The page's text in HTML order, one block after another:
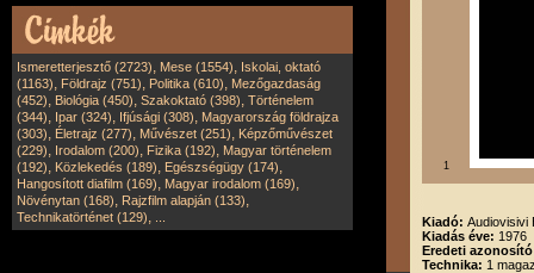
Ismeretterjesztő (2723), Mese (1554), Iskolai, oktató
(1163), Földrajz (751), Politika (610), Mezőgazdaság
(452), Biológia (450), Szakoktató (398), Történelem
(344), Ipar (324), Ifjúsági (308), Magyarország földrajza
(303), Életrajz (277), Művészet (251), Képzőművészet
(229), Irodalom (200), Fizika (192), Magyar történelem
(192), Közlekedés (189), Egészségügy (174),
Hangosított diafilm (169), Magyar irodalom (169),
Növénytan (168), Rajzfilm alapján (133),
Technikatörténet (129),
1
Kiadó: Audiovisivi
Kiadás éve: 1976
Eredeti
Technika: 1